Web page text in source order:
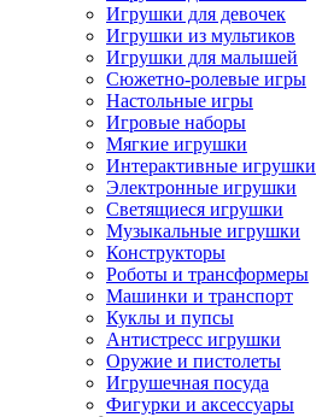
Игрушки для девочек
Игрушки из мультиков
Игрушки для малышей
Сюжетно-ролевые игры
Настольные игры
Игровые наборы
Мягкие игрушки
Интерактивные игрушки
Электронные игрушки
Светящиеся игрушки
Музыкальные игрушки
Конструкторы
Роботы и трансформеры
Машинки и транспорт
Куклы и пупсы
Антистресс игрушки
Оружие и пистолеты
Игрушечная посуда
Фигурки и аксессуары